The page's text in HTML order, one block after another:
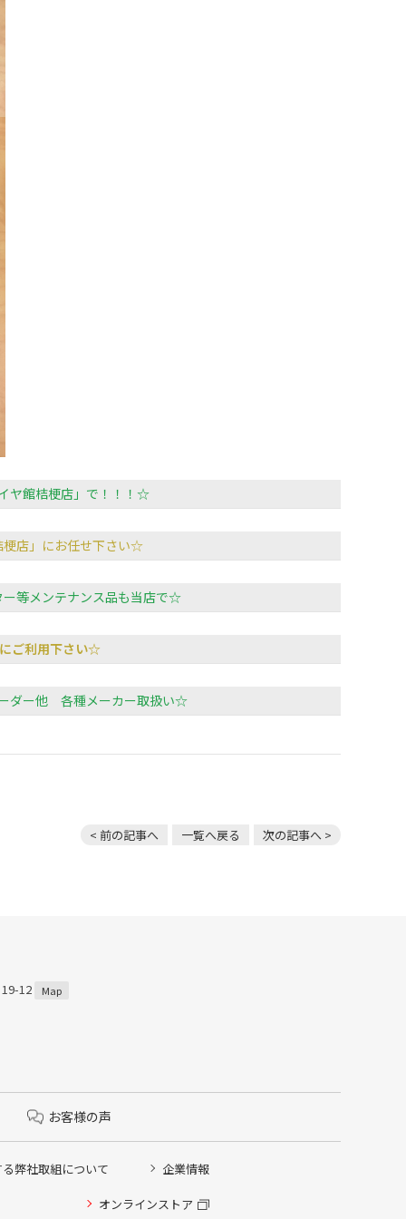
ヤ館桔梗店」で！！！☆
店」にお任せ下さい☆
等メンテナンス品も当店で☆
ご利用下さい☆
ダー他 各種メーカー取扱い☆
< 前の記事へ 一覧へ戻る 次の記事へ >
12 Map
お客様の声
弊社取組について 企業情報
オンラインストア